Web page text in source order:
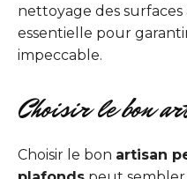
nettoyage des
essentielle pour
impeccable.
Choisir le bon
Choisir le bon artisan